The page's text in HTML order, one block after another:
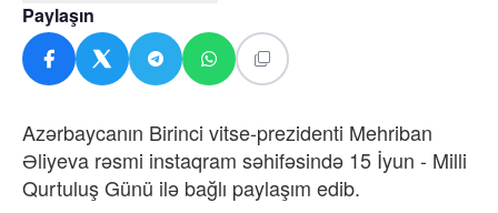
Paylaşın
Azərbaycanın Birinci vitse-prezidenti Mehriban
Əliyeva rəsmi instaqram səhifəsində 15 İyun - Milli
Qurtuluş Günü ilə bağlı paylaşım edib.